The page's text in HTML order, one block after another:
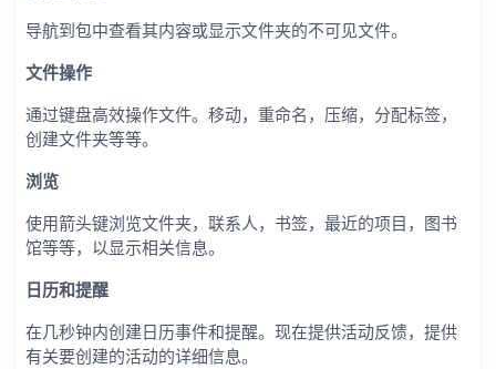
导航到包中查看其内容或显示文件夹的不可见文件。
文件操作
通过键盘高效操作文件。移动，重命名，压缩，分配标签，
创建文件夹等等。
浏览
使用箭头键浏览文件夹，联系人，书签，最近的项目，图书
馆等等，以显示相关信息。
日历和提醒
在几秒钟内创建日历事件和提醒。现在提供活动反馈，提供
有关要创建的活动的详细信息。